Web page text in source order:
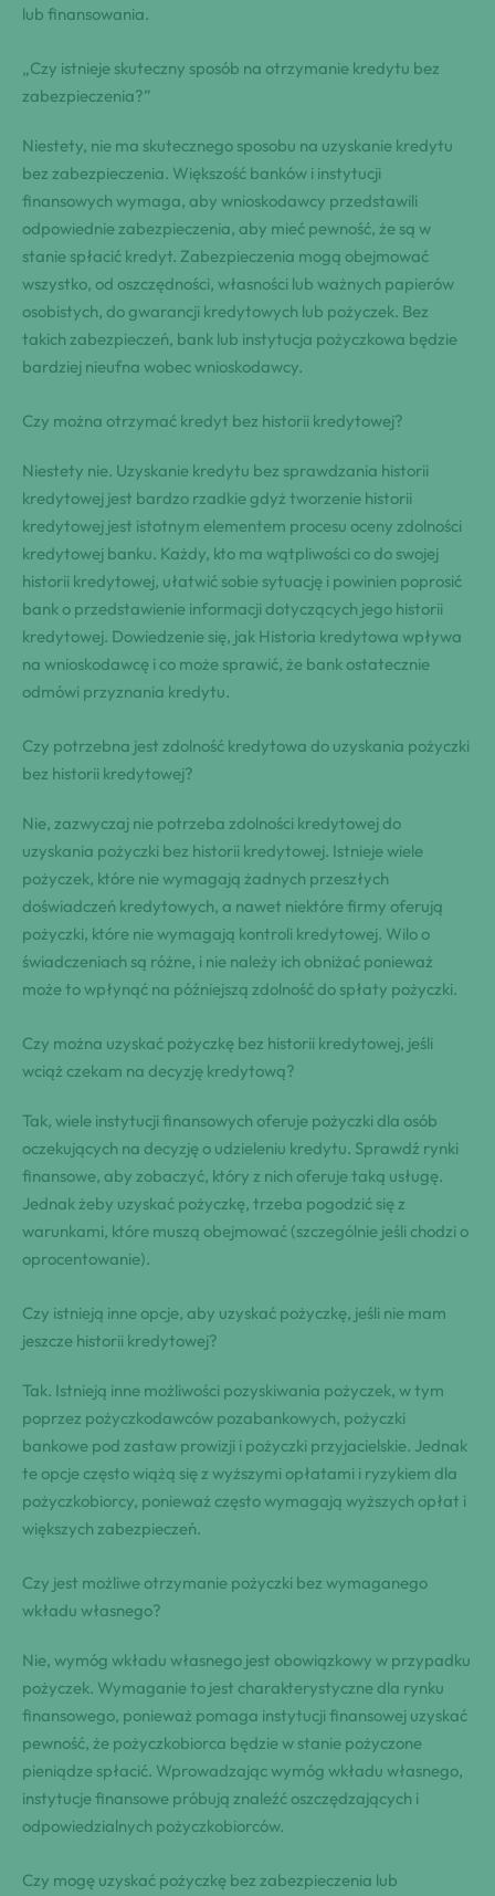
lub finansowania.
„Czy istnieje skuteczny sposób na otrzymanie kredytu bez
zabezpieczenia?”
Niestety, nie ma skutecznego sposobu na uzyskanie kredytu
bez zabezpieczenia. Większość banków i instytucji
finansowych wymaga, aby wnioskodawcy przedstawili
odpowiednie zabezpieczenia, aby mieć pewność, że są w
stanie spłacić kredyt. Zabezpieczenia mogą obejmować
wszystko, od oszczędności, własności lub ważnych papierów
osobistych, do gwarancji kredytowych lub pożyczek. Bez
takich zabezpieczeń, bank lub instytucja pożyczkowa będzie
bardziej nieufna wobec wnioskodawcy.
Czy można otrzymać kredyt bez historii kredytowej?
Niestety nie. Uzyskanie kredytu bez sprawdzania historii
kredytowej jest bardzo rzadkie gdyż tworzenie historii
kredytowej jest istotnym elementem procesu oceny zdolności
kredytowej banku. Każdy, kto ma wątpliwości co do swojej
historii kredytowej, ułatwić sobie sytuację i powinien poprosić
bank o przedstawienie informacji dotyczących jego historii
kredytowej. Dowiedzenie się, jak Historia kredytowa wpływa
na wnioskodawcę i co może sprawić, że bank ostatecznie
odmówi przyznania kredytu.
Czy potrzebna jest zdolność kredytowa do uzyskania pożyczki
bez historii kredytowej?
Nie, zazwyczaj nie potrzeba zdolności kredytowej do
uzyskania pożyczki bez historii kredytowej. Istnieje wiele
pożyczek, które nie wymagają żadnych przeszłych
doświadczeń kredytowych, a nawet niektóre firmy oferują
pożyczki, które nie wymagają kontroli kredytowej. Wilo o
świadczeniach są różne, i nie należy ich obniżać ponieważ
może to wpłynąć na późniejszą zdolność do spłaty pożyczki.
Czy można uzyskać pożyczkę bez historii kredytowej, jeśli
wciąż czekam na decyzję kredytową?
Tak, wiele instytucji finansowych oferuje pożyczki dla osób
oczekujących na decyzję o udzieleniu kredytu. Sprawdź rynki
finansowe, aby zobaczyć, który z nich oferuje taką usługę.
Jednak żeby uzyskać pożyczkę, trzeba pogodzić się z
warunkami, które muszą obejmować (szczególnie jeśli chodzi o
oprocentowanie).
Czy istnieją inne opcje, aby uzyskać pożyczkę, jeśli nie mam
jeszcze historii kredytowej?
Tak. Istnieją inne możliwości pozyskiwania pożyczek, w tym
poprzez pożyczkodawców pozabankowych, pożyczki
bankowe pod zastaw prowizji i pożyczki przyjacielskie. Jednak
te opcje często wiążą się z wyższymi opłatami i ryzykiem dla
pożyczkobiorcy, ponieważ często wymagają wyższych opłat i
większych zabezpieczeń.
Czy jest możliwe otrzymanie pożyczki bez wymaganego
wkładu własnego?
Nie, wymóg wkładu własnego jest obowiązkowy w przypadku
pożyczek. Wymaganie to jest charakterystyczne dla rynku
finansowego, ponieważ pomaga instytucji finansowej uzyskać
pewność, że pożyczkobiorca będzie w stanie pożyczone
pieniądze spłacić. Wprowadzając wymóg wkładu własnego,
instytucje finansowe próbują znaleźć oszczędzających i
odpowiedzialnych pożyczkobiorców.
Czy mogę uzyskać pożyczkę bez zabezpieczenia lub